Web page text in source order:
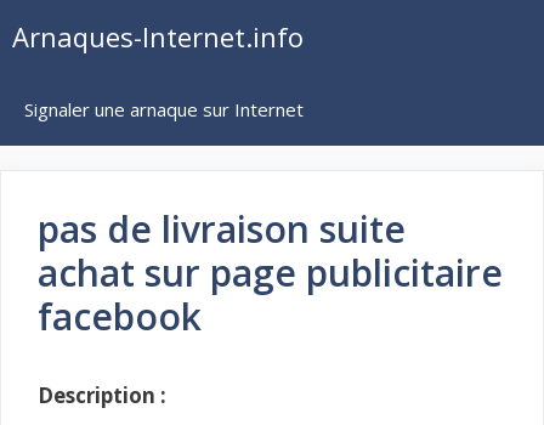
auArnaques-Internet.info
Signaler une arnaque sur Internet
pas de livraison suite
achat sur page publicitaire
facebook
Description :